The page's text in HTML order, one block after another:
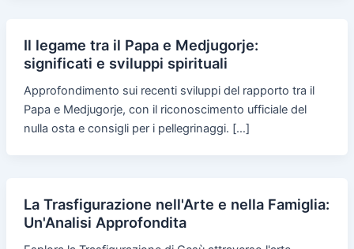
Il legame tra il Papa e Medjugorje:
significati e sviluppi spirituali
Approfondimento sui recenti sviluppi del rapporto tra il
Papa e Medjugorje, con il riconoscimento ufficiale del
nulla osta e consigli per i pellegrinaggi. […]
La Trasfigurazione nell'Arte e nella Famiglia:
Un'Analisi Approfondita